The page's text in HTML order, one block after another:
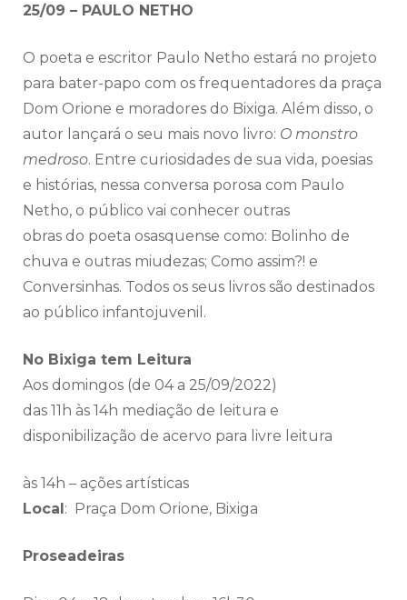
25/09 – PAULO NETHO
O poeta e escritor Paulo Netho estará no projeto
para bater-papo com os frequentadores da praça
Dom Orione e moradores do Bixiga. Além disso, o
autor lançará o seu mais novo livro: O monstro
medroso. Entre curiosidades de sua vida, poesias
e histórias, nessa conversa porosa com Paulo
Netho, o público vai conhecer outras
obras do poeta osasquense como: Bolinho de
chuva e outras miudezas; Como assim?! e
Conversinhas. Todos os seus livros são destinados
ao público infantojuvenil.
No Bixiga tem Leitura
Aos domingos (de 04 a 25/09/2022)
das 11h às 14h mediação de leitura e
disponibilização de acervo para livre leitura
às 14h – ações artísticas
Local: Praça Dom Orione, Bixiga
Proseadeiras